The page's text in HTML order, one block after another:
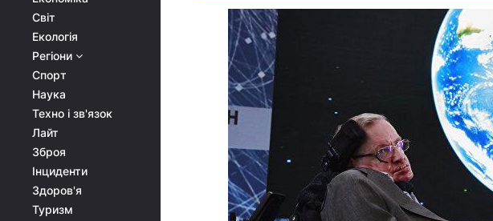
Світ
Екологія
Регіони
Спорт
Наука
Техно і зв'язок
Лайт
Зброя
Інциденти
Здоров'я
Туризм